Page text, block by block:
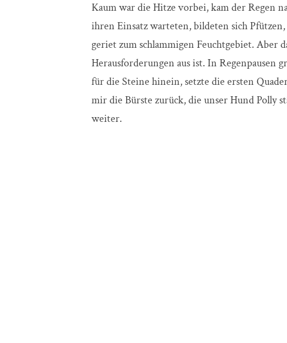
Kaum war die Hitze vorbei, kam der Regen
ihren Einsatz warteten, bildeten sich
geriet zum schlammigen Feuchtgebiet. Aber
Herausforderungen aus ist. In Regenpausen
für die Steine hinein, setzte die ersten
mir die Bürste zurück, die unser Hund Polly
weiter.